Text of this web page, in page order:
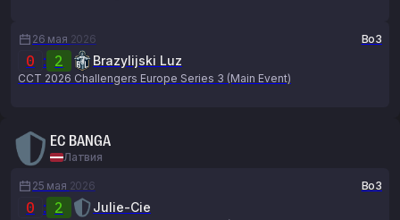
26 мая 2026 Bo3
0 : 2 Brazylijski Luz
CCT 2026 Challengers Europe Series 3 (Main Event)
EC BANGA
Латвия
25 мая 2026 Bo3
0 : 2 Julie-Cie